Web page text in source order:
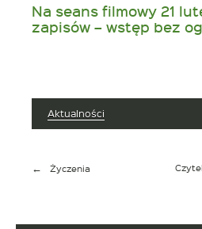
Na seans filmowy 21
zapisów – wstęp bez
Aktualności
Nawigacja
Życzenia